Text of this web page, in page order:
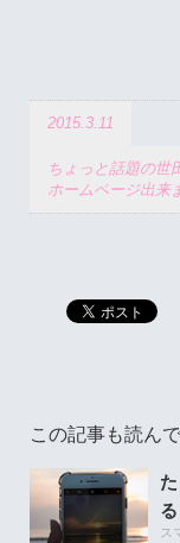
2015.3.11
ちょっと話題の
ホームページ出来
この記事も読ん
る
ス